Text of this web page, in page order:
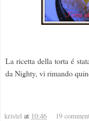
La ricetta della torta é
da Nighty, vi rimando
kristel at 10:46 19